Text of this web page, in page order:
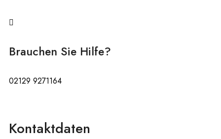
Brauchen Sie Hilfe?
02129 9271164
Kontaktdaten